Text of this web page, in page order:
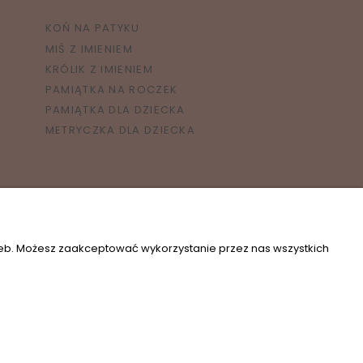
KOŃ NA PATYKU
MIŚ Z IMIENIEM
KRÓLIK Z IMIENIEM
PAMIĄTKA NA ROCZEK
PAMIĄTKA DLA DZIECKA
METRYCZKA DLA DZIECKA
Możesz zaakceptować wykorzystanie przez nas wszystkich